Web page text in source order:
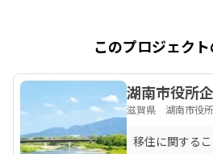
このプロジェク
湖南市役所
滋賀県 湖南市役
移住に関する